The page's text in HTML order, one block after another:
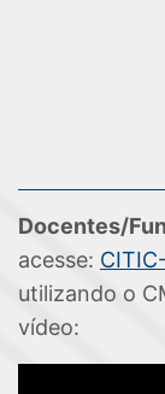
Docentes/
acesse:
utilizando o
vídeo: